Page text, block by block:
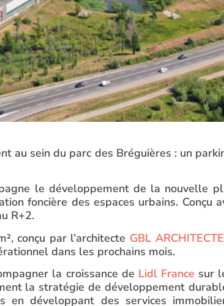
au sein du parc des Bréguières : un
le développement de la nouvelle
foncière des espaces urbains. Conçu
R+2.
conçu par l’architecte GBL
dans les prochains mois.
la croissance de Lidl France sur
la stratégie de développement
en développant des services